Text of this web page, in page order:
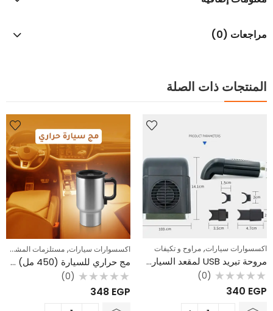
مراجعات (0)
المنتجات ذات الصلة
اكسسوارات سيارات, مراوح و تكيفات
مروحة تبريد USB لمقعد السيارة – تثبت على مسند الرأس بـ 3 سرعات
تم
التقييم
من
(0)
340 EGP
اكسسوارات سيارات, مستلزمات المشروبات
مج حراري للسيارة (450 مل) – يعمل على تسخين المشروبات بجهد 12 فولت
تم
التقييم
من
(0)
348 EGP